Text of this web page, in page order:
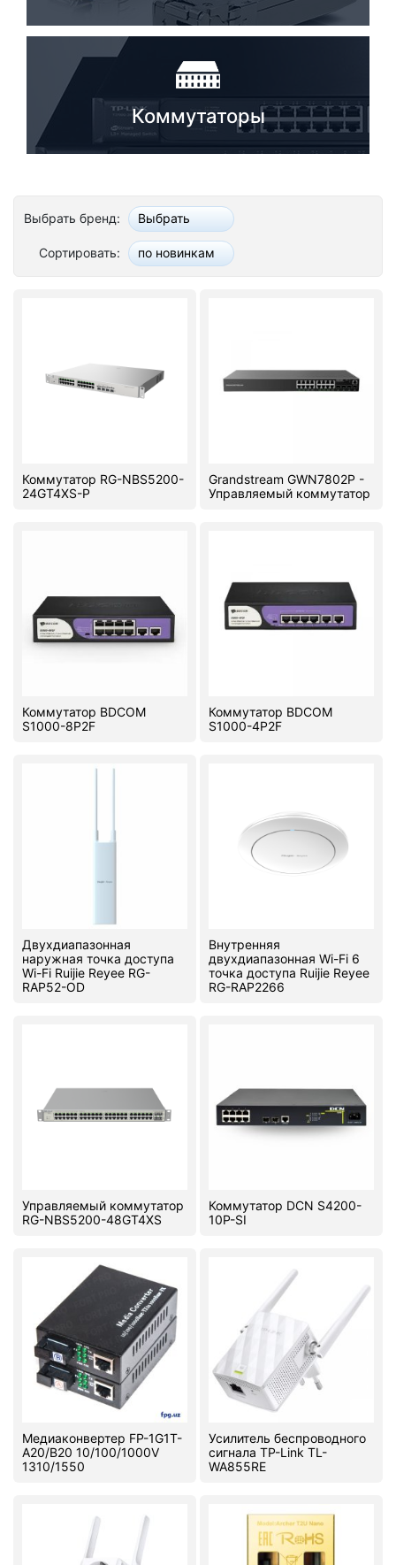
Коммутаторы
Выбрать бренд: Выбрать
Сортировать: по новинкам
Коммутатор RG-NBS5200-
24GT4XS-P
Grandstream GWN7802P -
Управляемый коммутатор
Коммутатор BDCOM
S1000-8P2F
Коммутатор BDCOM
S1000-4P2F
Двухдиапазонная
наружная точка доступа
Wi-Fi Ruijie Reyee RG-
RAP52-OD
Внутренняя
двухдиапазонная Wi-Fi 6
точка доступа Ruijie Reyee
RG-RAP2266
Управляемый коммутатор
RG-NBS5200-48GT4XS
Коммутатор DCN S4200-
10P-SI
Медиаконвертер FP-1G1T-
A20/B20 10/100/1000V
1310/1550
Усилитель беспроводного
сигнала TP-Link TL-
WA855RE